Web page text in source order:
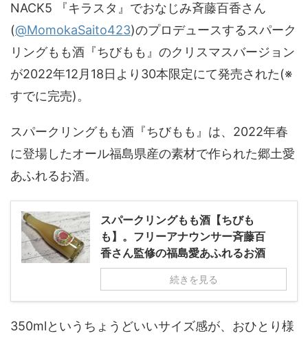
NACK5 『キラスタ』でおなじみ斉藤百香さん
(@MomokaSaito423)のプロデュースするスパーク
リングもも酒『ちびもも』のクリスマスバージョン
が2022年12月18日より30本限定にて発売された(※
すでに完売)。
スパークリングもも酒『ちびもも』は、2022年春
に登場したオール福島県産の素材で作られた郷土愛
あふれるお酒。
スパークリングもも酒【ちびも
も】。フリーアナウンサー斉藤百
香さん監修の福島愛あふれるお酒
続きを見る
350mlというちょうどいいサイズ感が、おひとり様